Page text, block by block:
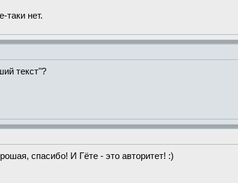
таки нет.
текст"?
спасибо! И Гёте - это авторитет! :)